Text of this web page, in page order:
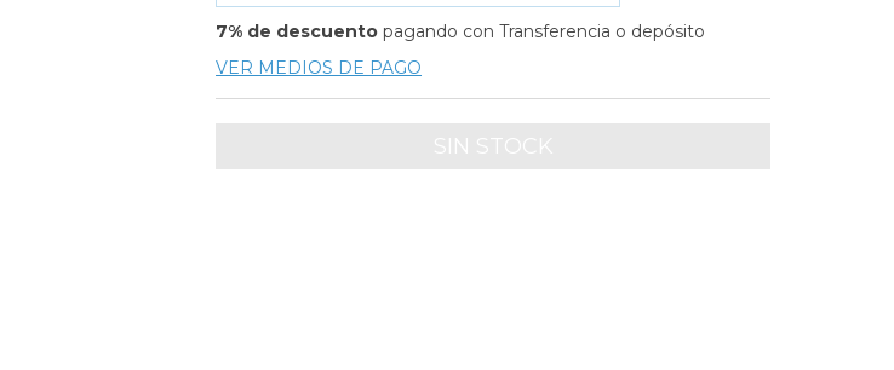
7% de descuento pagando con Transferencia o depósito
VER MEDIOS DE PAGO